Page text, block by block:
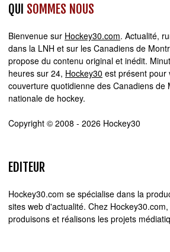
QUI SOMMES NOUS
Bienvenue sur Hockey30.com. Actualité,
dans la LNH et sur les Canadiens de
propose du contenu original et inédit.
heures sur 24, Hockey30 est présent pour
couverture quotidienne des Canadiens de
nationale de hockey.
Copyright © 2008 - 2026 Hockey30
EDITEUR
Hockey30.com se spécialise dans la
sites web d'actualité. Chez
produisons et réalisons les projets